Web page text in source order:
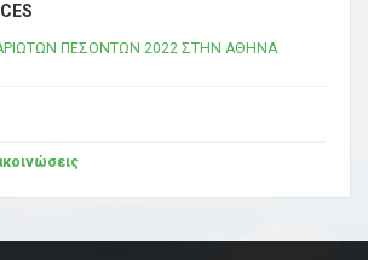
ΠΕΣΟΝΤΩΝ 2022 ΣΤΗΝ ΑΘΗΝΑ